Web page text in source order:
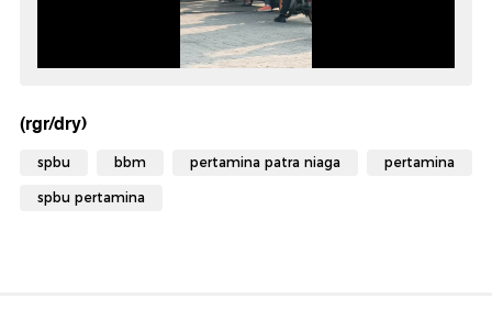
(rgr/dry)
spbu bbm pertamina patra niaga pertamina
spbu pertamina